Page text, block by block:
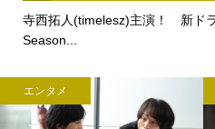
寺西拓人(timelesz)主演！ 新ド
Season...
エンタメ